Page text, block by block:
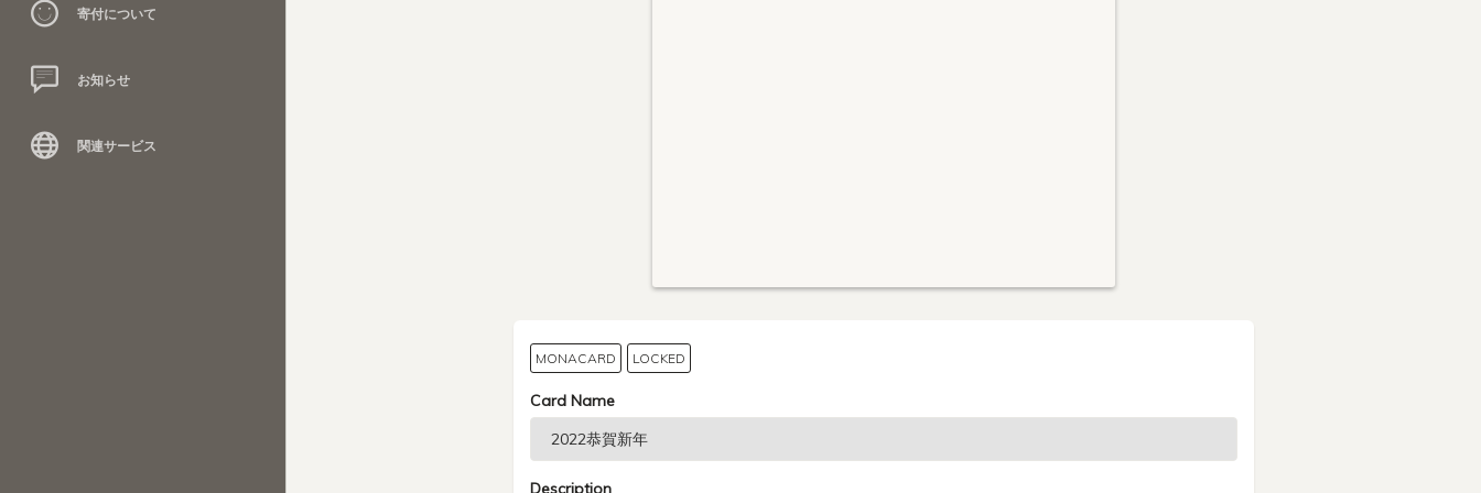
寄付について
お知らせ
関連サービス
MONACARD LOCKED
Card Name
Description